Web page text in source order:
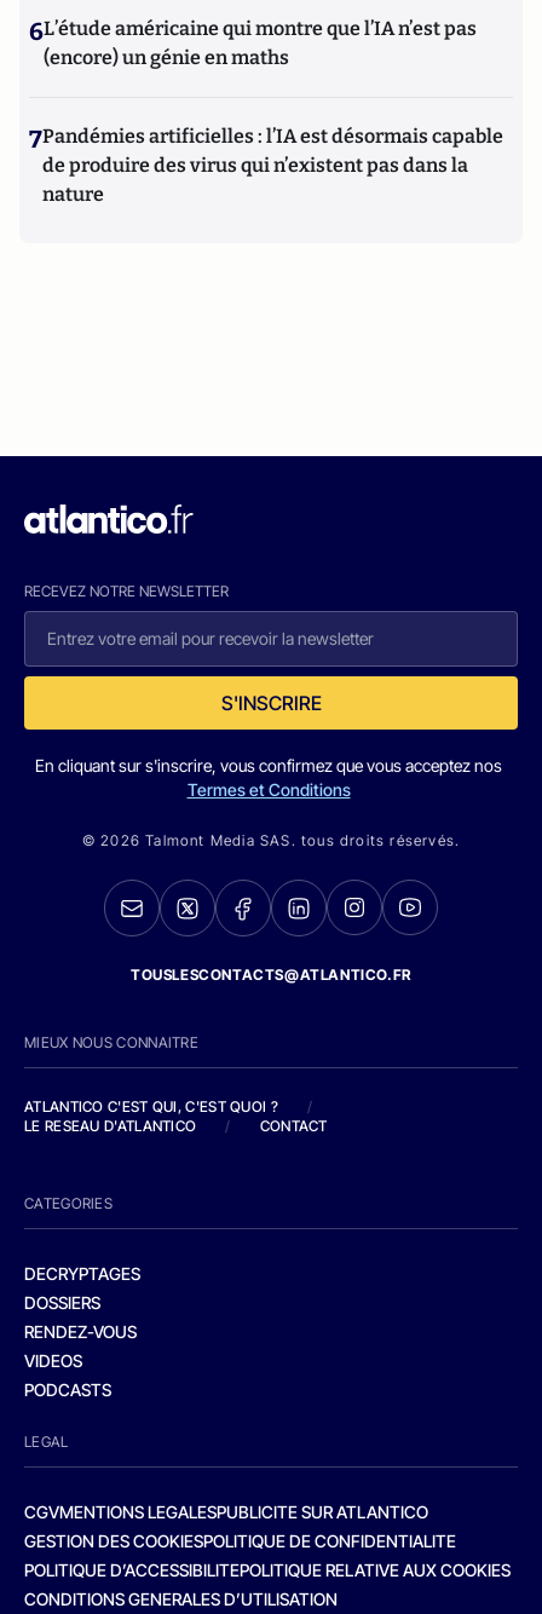
6L’étude américaine qui montre que l’IA n’est pas
(encore) un génie en maths
7Pandémies artificielles : l’IA est désormais capable
de produire des virus qui n’existent pas dans la
nature
RECEVEZ NOTRE NEWSLETTER
S'INSCRIRE
En cliquant sur s'inscrire, vous confirmez que vous acceptez nos
Termes et Conditions
© 2026 Talmont Media SAS. tous droits réservés.
TOUSLESCONTACTS@ATLANTICO.FR
MIEUX NOUS CONNAITRE
ATLANTICO C'EST QUI, C'EST QUOI ?
/
LE RESEAU D'ATLANTICO
/ CONTACT
CATEGORIES
DECRYPTAGES
DOSSIERS
RENDEZ-VOUS
VIDEOS
PODCASTS
LEGAL
CGVMENTIONS LEGALESPUBLICITE SUR ATLANTICO
GESTION DES COOKIESPOLITIQUE DE CONFIDENTIALITE
POLITIQUE D’ACCESSIBILITEPOLITIQUE RELATIVE AUX COOKIES
CONDITIONS GENERALES D’UTILISATION